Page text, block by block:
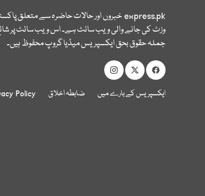
express.pkخبروں اور حالات حاضرہ سے متعلق
وزٹ کی جانے والی ویب سائٹ ہے۔ اس ویب سائٹ پر
جملہ حقوق بحق ایکسپریس میڈیا گروپ محفوظ ہیں۔
ایکسپریس کے بارے میں ضابطہ اخلاق Policy